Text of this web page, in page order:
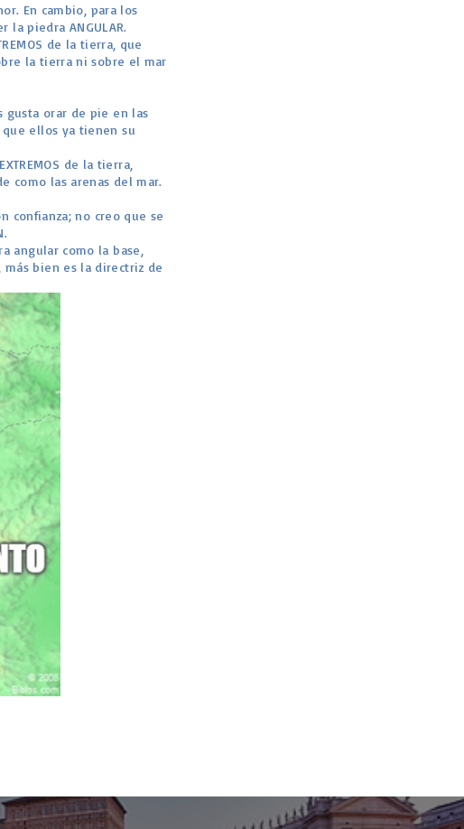
En cambio, para los
piedra ANGULAR.
de la tierra, que
la tierra ni sobre el mar
gusta orar de pie en las
que ellos ya tienen su
de la tierra,
como las arenas del mar.
confianza; no creo que se
angular como la base,
más bien es la directriz de